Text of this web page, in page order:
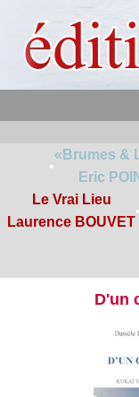
•
«Brumes &
Eric
Le Vrai Lieu
Laurence BOUVET
•
D'un